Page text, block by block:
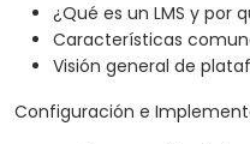
¿Qué es un LMS y por
Características
Visión general de
Configuración e